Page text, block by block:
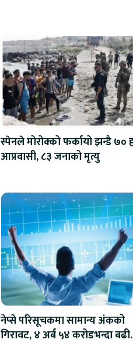
स्पेनले मोरोक्को फर्कायो झन्डै ७०
आप्रवासी, ८३ जनाको मृत्यु
नेप्से परिसूचकमा सामान्य अंकको
गिरावट, ४ अर्ब ५४ करोडभन्दा